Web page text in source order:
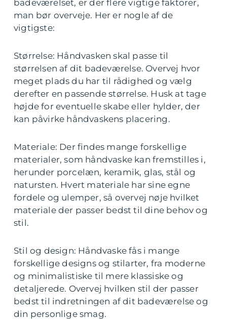
badeværelset, er der flere vigtige faktorer,
man bør overveje. Her er nogle af de
vigtigste:
Størrelse: Håndvasken skal passe til
størrelsen af dit badeværelse. Overvej hvor
meget plads du har til rådighed og vælg
derefter en passende størrelse. Husk at tage
højde for eventuelle skabe eller hylder, der
kan påvirke håndvaskens placering.
Materiale: Der findes mange forskellige
materialer, som håndvaske kan fremstilles i,
herunder porcelæn, keramik, glas, stål og
natursten. Hvert materiale har sine egne
fordele og ulemper, så overvej nøje hvilket
materiale der passer bedst til dine behov og
stil.
Stil og design: Håndvaske fås i mange
forskellige designs og stilarter, fra moderne
og minimalistiske til mere klassiske og
detaljerede. Overvej hvilken stil der passer
bedst til indretningen af dit badeværelse og
din personlige smag.